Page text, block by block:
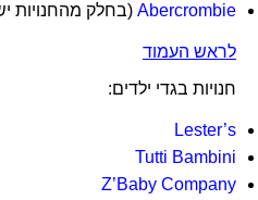
Abercrombie (בחלק מהחנויות
לראש העמוד
חנויות בגדי ילדים:
Lester’s
Tutti Bambini
Z’Baby Company